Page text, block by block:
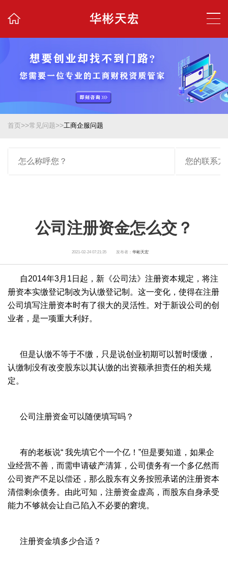
首页>>常见问题>>工商企服问题
公司注册资金怎么交？
2021-02-24 07:21:35 发布者： 华彬天宏
自2014年3月1日起，新《公司法》注册资本规定，将注
册资本实缴登记制改为认缴登记制。这一变化，使得在注册
公司填写注册资本时有了很大的灵活性。对于新设公司的创
业者，是一项重大利好。
但是认缴不等于不缴，只是说创业初期可以暂时缓缴，
认缴制没有改变股东以其认缴的出资额承担责任的相关规
定。
公司注册资金可以随便填写吗？
有的老板说“ 我先填它个一个亿！”但是要知道，如果企
业经营不善，而需申请破产清算，公司债务有一个多亿然而
公司资产不足以偿还，那么股东有义务按照承诺的注册资本
清偿剩余债务。由此可知，注册资金虚高，而股东自身承受
能力不够就会让自己陷入不必要的窘境。
注册资金填多少合适？